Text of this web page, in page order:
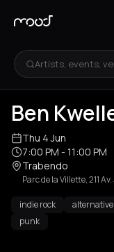
Artists, events,
Ben
Thu 4 Jun
7:00 PM - 11:00 PM
Trabendo
Parc de la Villette, 211
indie rock
punk